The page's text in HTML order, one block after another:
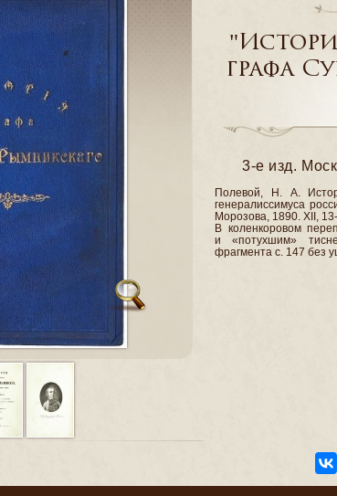
графа
3-е изд.
Полевой, Н. А.
генералиссимуса
Морозова, 1890. XII,
В коленкоровом
и «потухшим»
фрагмента с. 147 без